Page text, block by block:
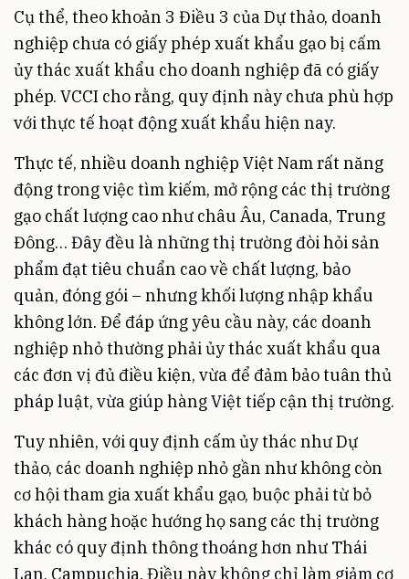
Cụ thể, theo khoản 3 Điều 3 của Dự thảo, doanh
nghiệp chưa có giấy phép xuất khẩu gạo bị cấm
ủy thác xuất khẩu cho doanh nghiệp đã có giấy
phép. VCCI cho rằng, quy định này chưa phù hợp
với thực tế hoạt động xuất khẩu hiện nay.
Thực tế, nhiều doanh nghiệp Việt Nam rất năng
động trong việc tìm kiếm, mở rộng các thị trường
gạo chất lượng cao như châu Âu, Canada, Trung
Đông… Đây đều là những thị trường đòi hỏi sản
phẩm đạt tiêu chuẩn cao về chất lượng, bảo
quản, đóng gói – nhưng khối lượng nhập khẩu
không lớn. Để đáp ứng yêu cầu này, các doanh
nghiệp nhỏ thường phải ủy thác xuất khẩu qua
các đơn vị đủ điều kiện, vừa để đảm bảo tuân thủ
pháp luật, vừa giúp hàng Việt tiếp cận thị trường.
Tuy nhiên, với quy định cấm ủy thác như Dự
thảo, các doanh nghiệp nhỏ gần như không còn
cơ hội tham gia xuất khẩu gạo, buộc phải từ bỏ
khách hàng hoặc hướng họ sang các thị trường
khác có quy định thông thoáng hơn như Thái
Lan, Campuchia. Điều này không chỉ làm giảm cơ